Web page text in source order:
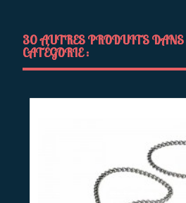
30 AUTRES PRODUITS DANS
CATÉGORIE :